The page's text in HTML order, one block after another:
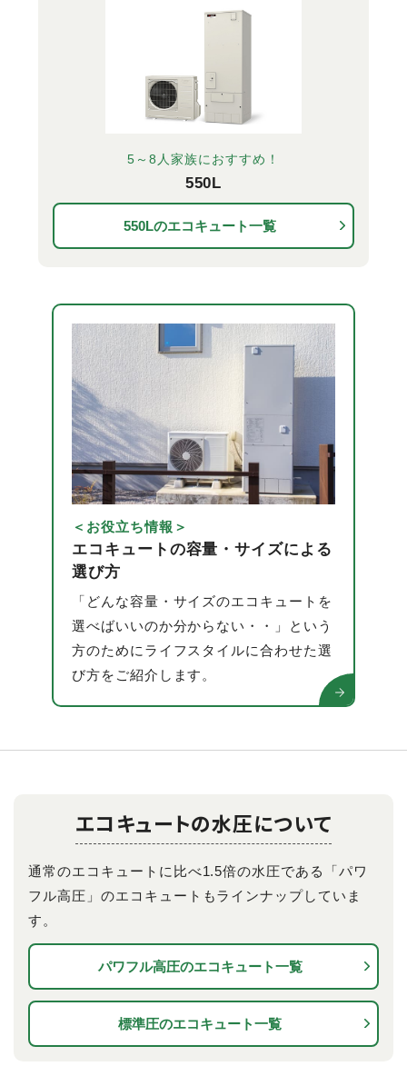
5～8人家族におすすめ！
550L
550Lのエコキュート一覧
＜お役立ち情報＞
エコキュートの容量・サイズによる
選び方
「どんな容量・サイズのエコキュートを
選べばいいのか分からない・・」という
方のためにライフスタイルに合わせた選
び方をご紹介します。
エコキュートの水圧について
通常のエコキュートに比べ1.5倍の水圧である「パワ
フル高圧」のエコキュートもラインナップしていま
す。
パワフル高圧のエコキュート一覧
標準圧のエコキュート一覧